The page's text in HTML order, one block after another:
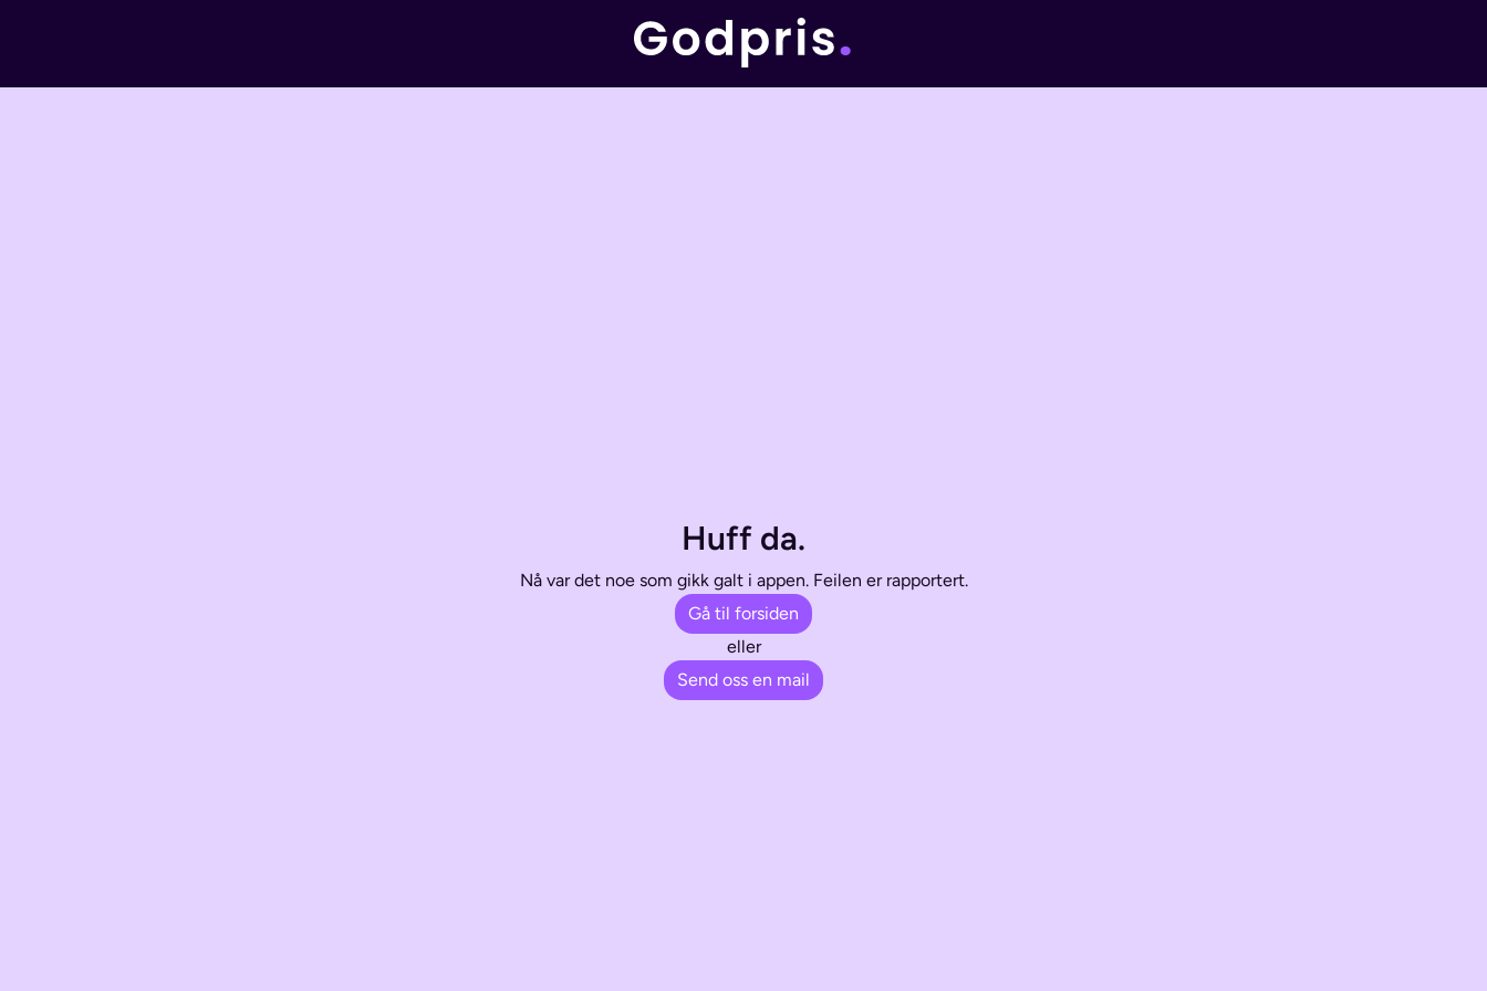
Huff da.
Nå var det noe som gikk galt i appen. Feilen er rapportert.
Gå til forsiden
eller
Send oss en mail